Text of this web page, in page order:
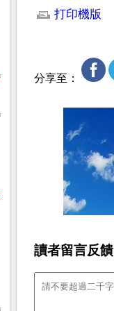
打印機版
分享至：
讀者留言反